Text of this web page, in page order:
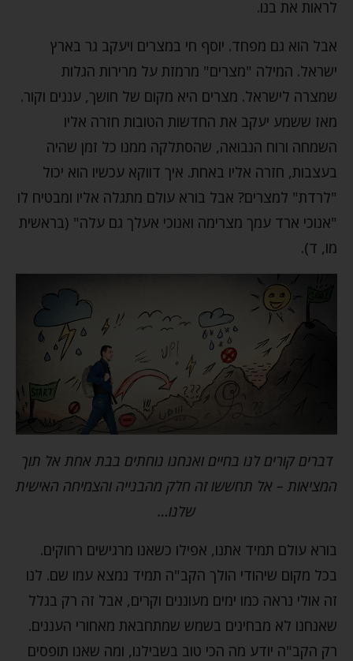
לראות את בנו.
אבל הוא גם מפחד. יוסף חי במצרים ויעקב גר בארץ
ישראל. המילה "מצרים" מרמזת על מרירות הגלות
שמצרה לישראל. מצרים היא מקום של חושך, עננים וקור.
מאז ששמע יעקב את החדשות הטובות חזרה אליו
השמחה ורוח הנבואה, שהסתלקה ממנו כל זמן שהיה
בעצבות, חזרה אליו באחת. איך דווקא עכשיו הוא יכול
"לרדת" למצרים? אבל בורא עולם מתגלה אליו ומבטיח לו
"אנוכי ארד עמך מצרימה ואנוכי אעלך גם עלה" (בראשית
מו, ד).
דברים קורים לנו בחיים ואנחנו נוחתים בבת אחת אל תוך
המציאות – אל תחששו זה חלק מהבנייה והצמיחה האישית
שלנו…
בורא עולם תמיד אתנו, אפילו כשאנו מרגישים רחוקים.
בכל מקום שיהודי הולך הקב"ה תמיד נמצא עמו שם. לנו
זה אולי נראה כמו ימים מעוננים וקרים, אבל זה רק בגלל
שאנחנו לא מבחינים בשמש שמתחבאת מאחורי העננים.
רק הקב"ה יודע מה הכי טוב בשבילנו, ומה שאנו תופסים